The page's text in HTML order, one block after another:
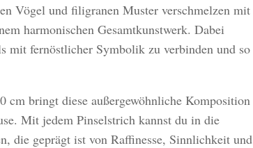
Vögel und filigranen Muster verschmelzen mit
harmonischen Gesamtkunstwerk. Dabei
mit fernöstlicher Symbolik zu verbinden und so
bringt diese außergewöhnliche Komposition
Mit jedem Pinselstrich kannst du in die
die geprägt ist von Raffinesse, Sinnlichkeit und